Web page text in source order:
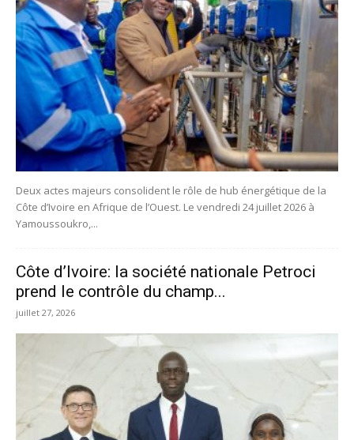
Deux actes majeurs consolident le rôle de hub énergétique de la
Côte d’Ivoire en Afrique de l’Ouest. Le vendredi 24 juillet 2026 à
Yamoussoukro,...
Côte d’Ivoire: la société nationale Petroci
prend le contrôle du champ...
juillet 27, 2026